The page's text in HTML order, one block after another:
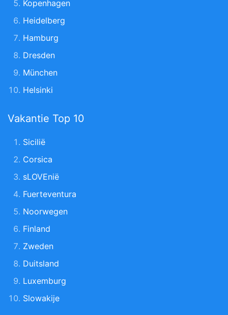
Kopenhagen
Heidelberg
Hamburg
Dresden
München
Helsinki
Vakantie Top 10
Sicilië
Corsica
sLOVEnië
Fuerteventura
Noorwegen
Finland
Zweden
Duitsland
Luxemburg
Slowakije